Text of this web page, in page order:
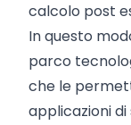
calcolo post
In questo
parco
che le
applicazioni